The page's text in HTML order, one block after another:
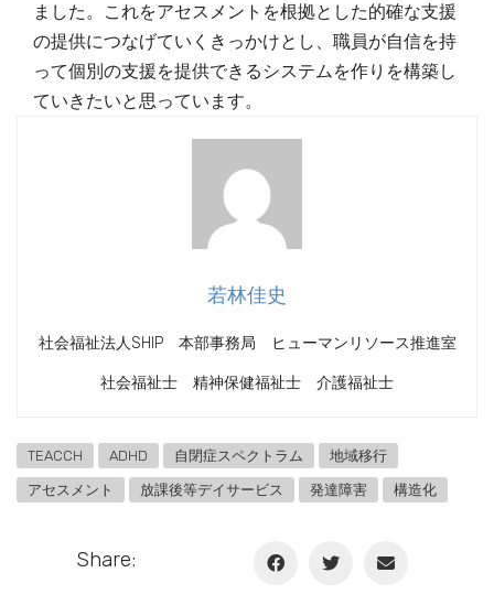
ました。これをアセスメントを根拠とした的確な支援
の提供につなげていくきっかけとし、職員が自信を持
って個別の支援を提供できるシステムを作りを構築し
ていきたいと思っています。
若林佳史
社会福祉法人SHIP 本部事務局 ヒューマンリソース推進室
社会福祉士 精神保健福祉士 介護福祉士
TEACCH ADHD 自閉症スペクトラム 地域移行
アセスメント 放課後等デイサービス 発達障害 構造化
Share: